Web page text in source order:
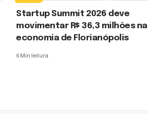
Startup Summit 2026 deve
movimentar R$ 36,3 milhões na
economia de Florianópolis
6 Min leitura